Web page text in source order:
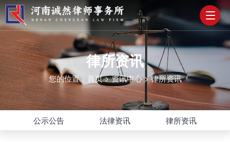
律所资讯
您的位置： 首页>资讯中心>律所资讯
公示公告 法律资讯 律所资讯